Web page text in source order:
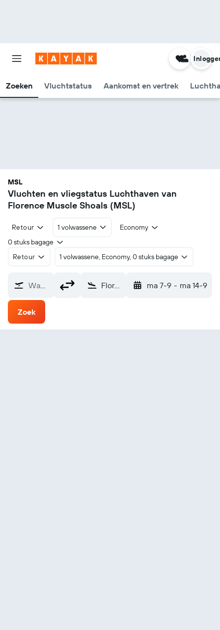
Zoeken Vluchtstatus Aankomst en vertrek
MSL
Vluchten en vliegstatus Luchthaven van
Florence Muscle Shoals (MSL)
Retour 1 volwassene
Economy
0 stuks bagage
Retour
1 volwassene, Economy, 0 stuks bagage
Waarvandaan? Florence Muscle Shoals (MSL) ma 7-9 - ma 14-9
Zoek